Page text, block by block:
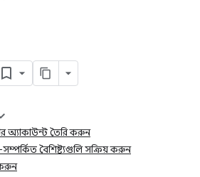
অ্যাকাউন্ট তৈরি করুন
বৈশিষ্ট্যগুলি সক্রিয় করুন
করুন